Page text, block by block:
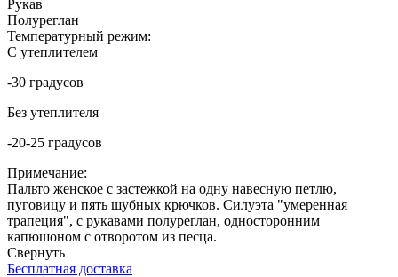
Рукав
Полуреглан
Температурный режим:
С утеплителем
-30 градусов
Без утеплителя
-20-25 градусов
Примечание:
Пальто женское с застежкой на одну навесную петлю,
пуговицу и пять шубных крючков. Силуэта "умеренная
трапеция", с рукавами полуреглан, односторонним
капюшоном с отворотом из песца.
Свернуть
Бесплатная доставка